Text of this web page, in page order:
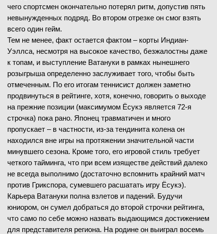
чего спортсмен окончательно потерял ритм, допустив пять
невынужденных подряд. Во втором отрезке он смог взять
всего один гейм.
Тем не менее, факт остается фактом – корты Индиан-
Уэллса, несмотря на высокое качество, безжалостны даже
к топам, и выступление Ватануки в рамках нынешнего
розыгрыша определенно заслуживает того, чтобы быть
отмеченным. По его итогам теннисист должен заметно
продвинуться в рейтинге, хотя, конечно, говорить о выходе
на прежние позиции (максимумом Ёсукэ является 72-я
строчка) пока рано. Японец травматичен и много
пропускает – в частности, из-за тендинита колена он
находился вне игры на протяжении значительной части
минувшего сезона. Кроме того, его игровой стиль требует
четкого тайминга, что при всем изяществе действий далеко
не всегда выполнимо (достаточно вспомнить крайний матч
против Грикспора, сумевшего расшатать игру Ёсукэ).
Карьера Ватануки полна взлетов и падений. Будучи
юниором, он сумел добраться до второй строчки рейтинга,
что само по себе можно назвать выдающимся достижением
для представителя региона. На родине он выиграл восемь